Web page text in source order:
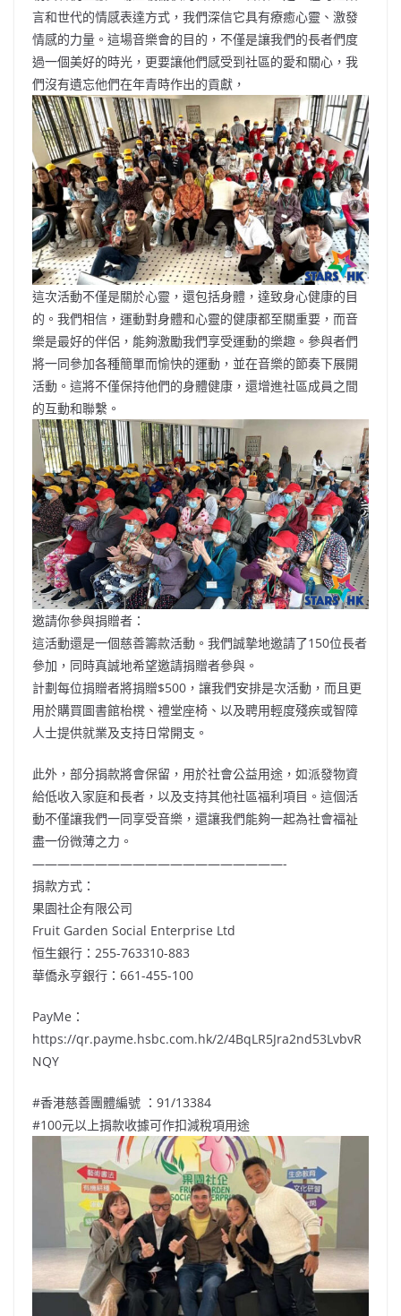
言和世代的情感表達方式，我們深信它具有療癒心靈、激發
情感的力量。這場音樂會的目的，不僅是讓我們的長者們度
過一個美好的時光，更要讓他們感受到社區的愛和關心，我
們沒有遺忘他們在年青時作出的貢獻，
這次活動不僅是關於心靈，還包括身體，達致身心健康的目
的。我們相信，運動對身體和心靈的健康都至關重要，而音
樂是最好的伴侶，能夠激勵我們享受運動的樂趣。參與者們
將一同參加各種簡單而愉快的運動，並在音樂的節奏下展開
活動。這將不僅保持他們的身體健康，還增進社區成員之間
的互動和聯繫。
邀請你參與捐贈者：
這活動還是一個慈善籌款活動。我們誠摯地邀請了150位長者
參加，同時真誠地希望邀請捐贈者參與。
計劃每位捐贈者將捐贈$500，讓我們安排是次活動，而且更
用於購買圖書館枱櫈、禮堂座椅、以及聘用輕度殘疾或智障
人士提供就業及支持日常開支。
此外，部分捐款將會保留，用於社會公益用途，如派發物資
給低收入家庭和長者，以及支持其他社區福利項目。這個活
動不僅讓我們一同享受音樂，還讓我們能夠一起為社會福祉
盡一份微薄之力。
————————————————————-
捐款方式：
果園社企有限公司
Fruit Garden Social Enterprise Ltd
恒生銀行：255-763310-883
華僑永亨銀行：661-455-100
PayMe：
https://qr.payme.hsbc.com.hk/2/4BqLR5Jra2nd53LvbvR
NQY
#香港慈善團體編號 ：91/13384
#100元以上捐款收據可作扣減稅項用途